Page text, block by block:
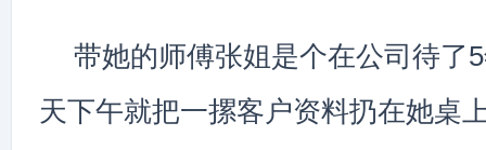
带她的师傅张姐是个在公司待了
天下午就把一摞客户资料扔在她桌